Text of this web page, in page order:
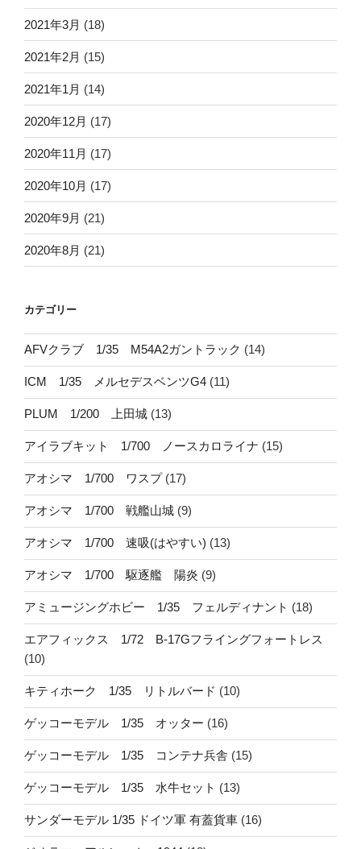
2021年3月 (18)
2021年2月 (15)
2021年1月 (14)
2020年12月 (17)
2020年11月 (17)
2020年10月 (17)
2020年9月 (21)
2020年8月 (21)
カテゴリー
AFVクラブ 1/35 M54A2ガントラック (14)
ICM 1/35 メルセデスベンツG4 (11)
PLUM 1/200 上田城 (13)
アイラブキット 1/700 ノースカロライナ (15)
アオシマ 1/700 ワスプ(17)
アオシマ 1/700 戦艦山城 (9)
アオシマ 1/700 速吸(はやすい) (13)
アオシマ 1/700 駆逐艦 陽炎 (9)
アミュージングホビー 1/35 フェルディナント (18)
エアフィックス 1/72 B-17Gフライングフォートレス
(10)
キティホーク 1/35 リトルバード (10)
ゲッコーモデル 1/35 オッター (16)
ゲッコーモデル 1/35 コンテナ兵舎 (15)
ゲッコーモデル 1/35 水牛セット (13)
サンダーモデル 1/35 ドイツ軍 有蓋貨車 (16)